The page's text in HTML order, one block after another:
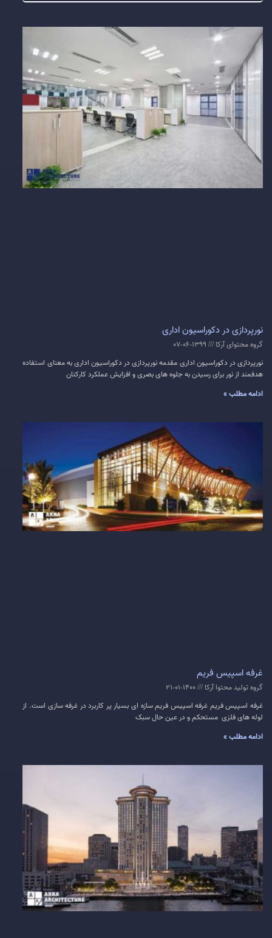
نورپردازی در دکوراسیون اداری
گروه محتوای آرکا
نورپردازی در دکوراسیون اداری مقدمه نورپردازی در دکوراسیون اداری به معنای استفاده
هدفمند از نور برای رسیدن به جلوه های بصری و افزایش عملکرد کارکنان
ادامه مطلب »
غرفه اسپیس فریم
گروه تولید محتوا آرکا
غرفه اسپیس فریم غرفه اسپیس فریم سازه ای بسیار پر کاربرد در غرفه سازی است. از
لوله های فلزی مستحکم و در عین حال سبک
ادامه مطلب »